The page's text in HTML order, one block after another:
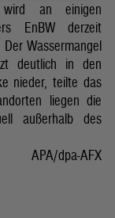
wird an einigen
EnBW derzeit
Wassermangel
deutlich in den
nieder, teilte das
liegen die
außerhalb des
APA/dpa-AFX